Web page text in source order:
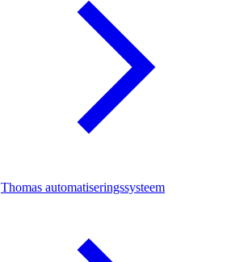
Thomas automatiseringssysteem